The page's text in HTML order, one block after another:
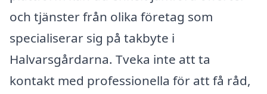
och tjänster från olika företag som
specialiserar sig på takbyte i
Halvarsgårdarna. Tveka inte att ta
kontakt med professionella för att få råd,